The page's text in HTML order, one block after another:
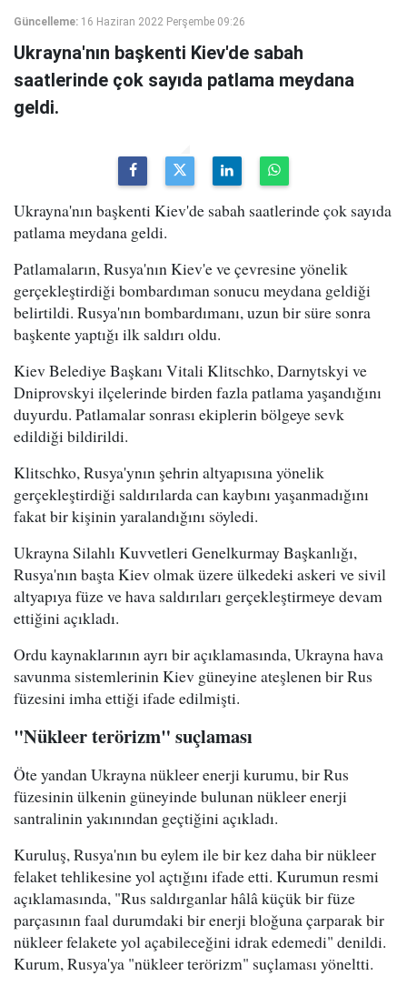
Güncelleme: 16 Haziran 2022 Perşembe 09:26
Ukrayna'nın başkenti Kiev'de sabah
saatlerinde çok sayıda patlama meydana
geldi.
Ukrayna'nın başkenti Kiev'de sabah saatlerinde çok sayıda
patlama meydana geldi.
Patlamaların, Rusya'nın Kiev'e ve çevresine yönelik
gerçekleştirdiği bombardıman sonucu meydana geldiği
belirtildi. Rusya'nın bombardımanı, uzun bir süre sonra
başkente yaptığı ilk saldırı oldu.
Kiev Belediye Başkanı Vitali Klitschko, Darnytskyi ve
Dniprovskyi ilçelerinde birden fazla patlama yaşandığını
duyurdu. Patlamalar sonrası ekiplerin bölgeye sevk
edildiği bildirildi.
Klitschko, Rusya'ynın şehrin altyapısına yönelik
gerçekleştirdiği saldırılarda can kaybını yaşanmadığını
fakat bir kişinin yaralandığını söyledi.
Ukrayna Silahlı Kuvvetleri Genelkurmay Başkanlığı,
Rusya'nın başta Kiev olmak üzere ülkedeki askeri ve sivil
altyapıya füze ve hava saldırıları gerçekleştirmeye devam
ettiğini açıkladı.
Ordu kaynaklarının ayrı bir açıklamasında, Ukrayna hava
savunma sistemlerinin Kiev güneyine ateşlenen bir Rus
füzesini imha ettiği ifade edilmişti.
"Nükleer terörizm" suçlaması
Öte yandan Ukrayna nükleer enerji kurumu, bir Rus
füzesinin ülkenin güneyinde bulunan nükleer enerji
santralinin yakınından geçtiğini açıkladı.
Kuruluş, Rusya'nın bu eylem ile bir kez daha bir nükleer
felaket tehlikesine yol açtığını ifade etti. Kurumun resmi
açıklamasında, "Rus saldırganlar hâlâ küçük bir füze
parçasının faal durumdaki bir enerji bloğuna çarparak bir
nükleer felakete yol açabileceğini idrak edemedi" denildi.
Kurum, Rusya'ya "nükleer terörizm" suçlaması yöneltti.